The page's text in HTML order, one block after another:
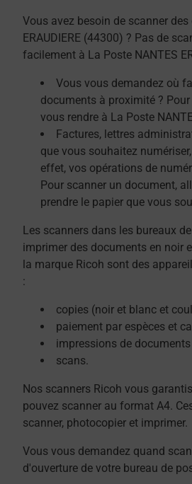
Vous avez besoin de scanner
ERAUDIERE (44300) ? Pas de
facilement à La Poste NANTES
Vous vous demandez où
documents à proximité ?
vous rendre à La Poste
Factures, lettres
que vous souhaitez
effet, vos opérations de
Pour scanner un document,
prendre le papier que vous
Les scanners dans les bureaux
imprimer des documents en noir
la marque Ricoh sont des
:
copies (noir et blanc et
paiement par espèces et
impressions de
scans.
Nos scanners Ricoh vous
pouvez scanner au format A4.
scanner, photocopier et imprimer.
Vous vous demandez quand
d'ouverture de votre bureau de